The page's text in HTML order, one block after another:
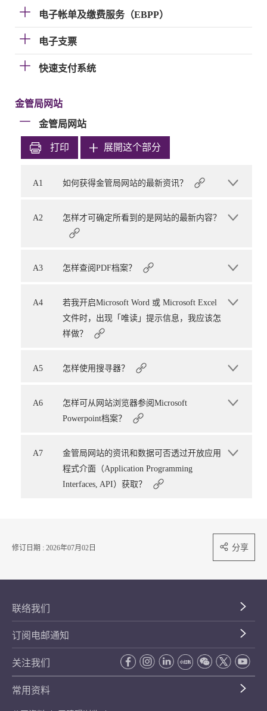
电子帐单及缴费服务（EBPP）
电子支票
快速支付系统
金管局网站
金管局网站
打印 展開这个部分
A1 如何获得金管局网站的最新资讯？
A2 怎样才可确定所看到的是网站的最新内容？
A3 怎样查阅PDF档案？
A4
若我开启Microsoft Word 或 Microsoft Excel
文件时，出现「唯读」提示信息，我应该怎
样做？
A5 怎样使用搜寻器？
A6
怎样可从网站浏览器参阅Microsoft
Powerpoint档案？
A7
金管局网站的资讯和数据可否透过开放应用
程式介面（Application Programming
Interfaces, API）获取？
修订日期 : 2026年07月02日 分享
联络我们
订阅电邮通知
关注我们
常用资料